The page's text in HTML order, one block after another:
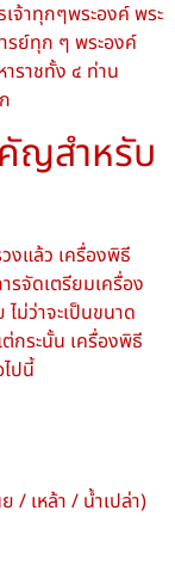
จ้าทุกๆพระองค์ พระ
รย์ทุก ๆ พระองค์
ราชทั้ง ๔ ท่าน
ญสำหรับ
งแล้ว เครื่องพิธี
จัดเตรียมเครื่อง
ม่ว่าจะเป็นขนาด
กระนั้น เครื่องพิธี
ปนี้
/ เหล้า / น้ำเปล่า)